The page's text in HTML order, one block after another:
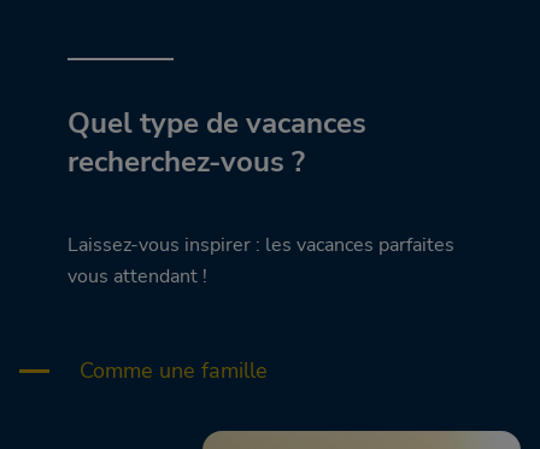
Quel type de vacances
recherchez-vous ?
Laissez-vous inspirer : les vacances parfaites
vous attendant !
Comme une famille